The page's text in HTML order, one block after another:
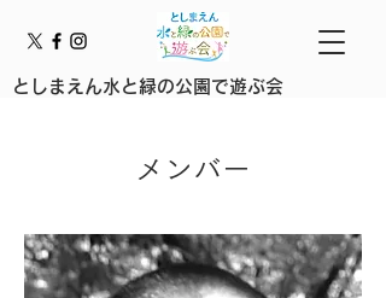
としまえん水と緑の公園で遊ぶ会
メンバー